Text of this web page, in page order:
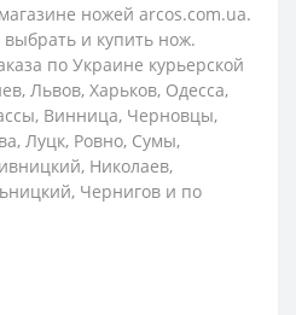
ножей arcos.com.ua.
и купить нож.
по Украине курьерской
Львов, Харьков, Одесса,
Винница, Черновцы,
Луцк, Ровно, Сумы,
Николаев,
Чернигов и по